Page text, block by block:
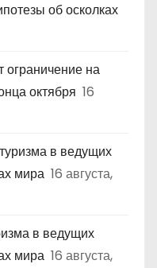
об осколках
ограничение на
октября 16
в ведущих
мира 16 августа,
в ведущих
мира 16 августа,